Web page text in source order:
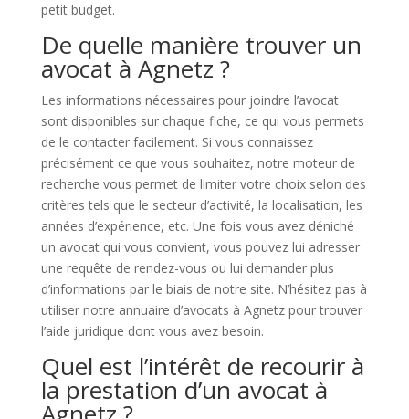
petit budget.
De quelle manière trouver un
avocat à Agnetz ?
Les informations nécessaires pour joindre l’avocat
sont disponibles sur chaque fiche, ce qui vous permets
de le contacter facilement. Si vous connaissez
précisément ce que vous souhaitez, notre moteur de
recherche vous permet de limiter votre choix selon des
critères tels que le secteur d’activité, la localisation, les
années d’expérience, etc. Une fois vous avez déniché
un avocat qui vous convient, vous pouvez lui adresser
une requête de rendez-vous ou lui demander plus
d’informations par le biais de notre site. N’hésitez pas à
utiliser notre annuaire d’avocats à Agnetz pour trouver
l’aide juridique dont vous avez besoin.
Quel est l’intérêt de recourir à
la prestation d’un avocat à